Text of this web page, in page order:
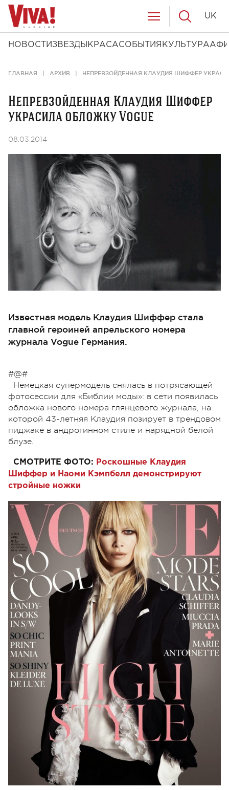
НОВОСТИ ЗВЕЗДЫ КРАСАСОБЫТИЯ КУЛЬТУРА
UK
ГЛАВНАЯ АРХИВ НЕПРЕВЗОЙДЕННАЯ КЛАУДИЯ ШИФФЕР
Непревзойденная Клаудия Шиффер
украсила обложку Vogue
08.03.2014
Известная модель Клаудия Шиффер стала
главной героиней апрельского номера
журнала Vogue Германия.
#@#
Немецкая супермодель снялась в потрясающей
фотосессии для «Библии моды»: в сети появилась
обложка нового номера глянцевого журнала, на
которой 43-летняя Клаудия позирует в трендовом
пиджаке в андрогинном стиле и нарядной белой
блузе.
СМОТРИТЕ ФОТО: Роскошные Клаудия
Шиффер и Наоми Кэмпбелл демонстрируют
стройные ножки